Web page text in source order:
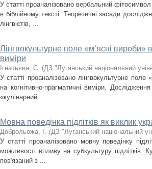
У статті проаналізовано вербальний
в біблійному тексті. Теоретичні засади
лінгвістів, ...
Лінгвокультурне поле «м’ясні вироби»
виміри
Ігнатьєва, С. (ДЗ "Луганський національний
У статті проаналізовано лінгвокультурне
на когнітивно-прагматичні виміри.
«кулінарний ...
Мовна поведінка підлітків як виклик
Доброльожа, Г. (ДЗ "Луганський національний
У статті проаналізовано мовну поведінку
можливості впливу на субкультуру підлітків.
пов'язаний з ...